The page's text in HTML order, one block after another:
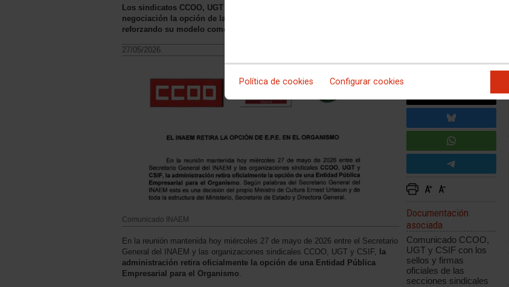
Política de cookies Configurar cookies
Los sindicatos CCOO, UGT y CSIF celebran la decisión del Ministerio de Cultura de retirar de la
negociación la opción de la EPE, garantizando que el nuevo estatuto del organismo se desarrollará
reforzando su modelo como Organismo Autónomo.
27/05/2026.
Comunicado INAEM
En la reunión mantenida hoy miércoles 27 de mayo de 2026 entre el Secretario
General del INAEM y las organizaciones sindicales CCOO, UGT y CSIF, la
administración retira oficialmente la opción de una Entidad Pública
Empresarial para el Organismo
Documentación
asociada
Comunicado CCOO,
UGT y CSIF con los
sellos y firmas
oficiales de las
secciones sindicales